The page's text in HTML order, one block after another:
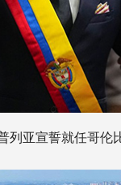
列亚宣誓就任哥伦